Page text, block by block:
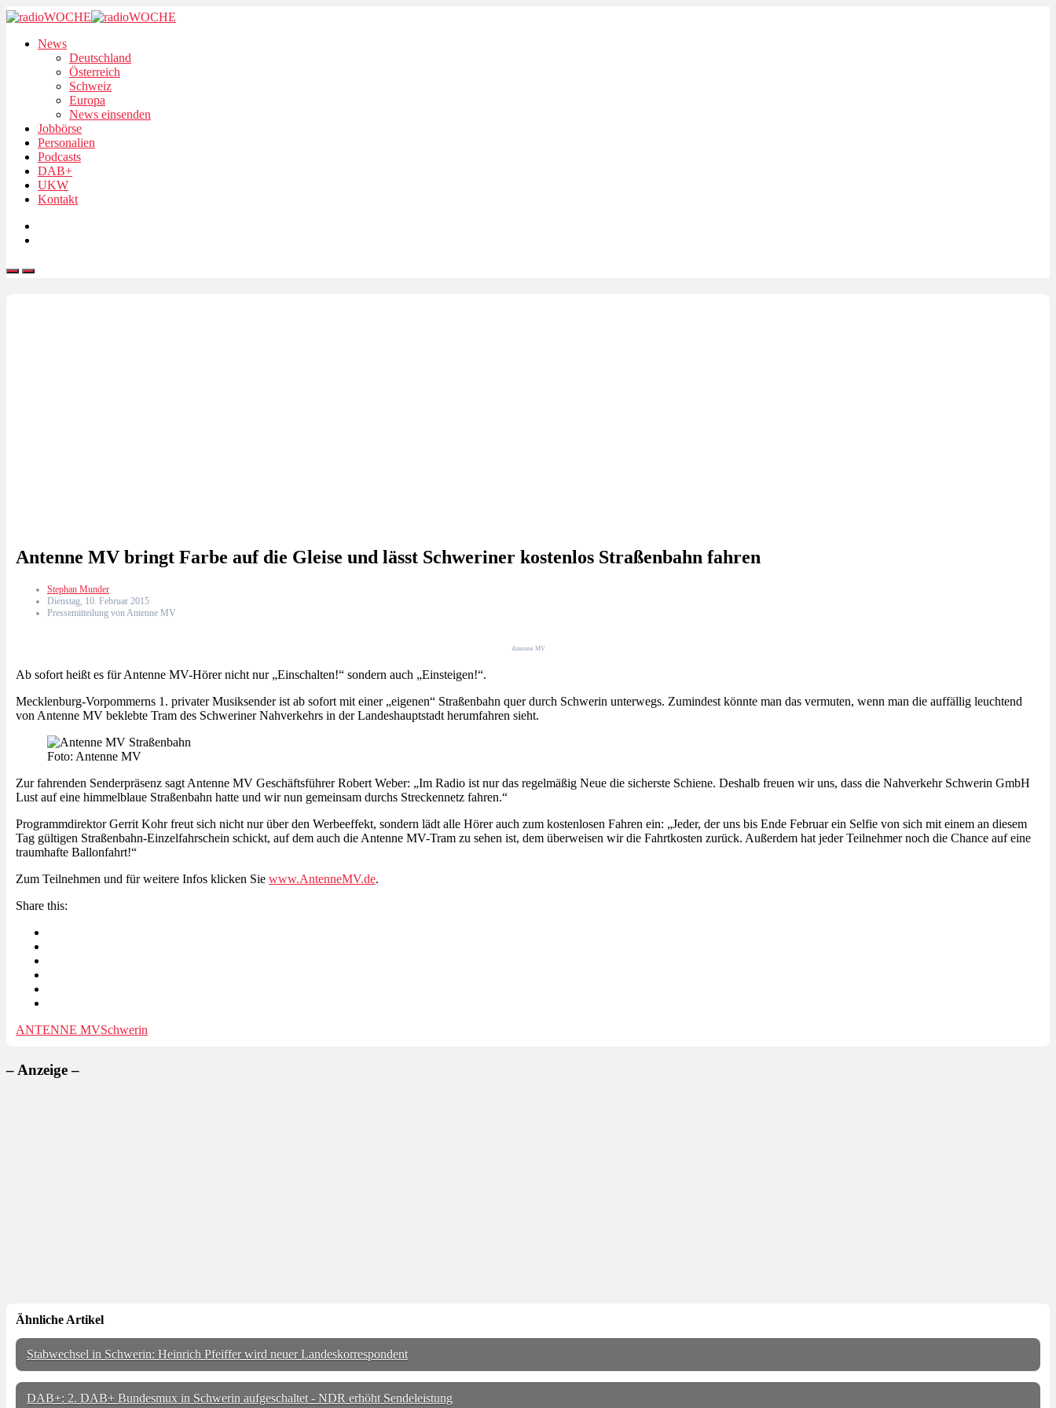
News
Deutschland
Österreich
Schweiz
Europa
News einsenden
Jobbörse
Personalien
Podcasts
DAB+
UKW
Kontakt
Antenne MV bringt Farbe auf die Gleise und lässt Schweriner kostenlos Straßenbahn fahren
Stephan Munder
Dienstag, 10. Februar 2015
Pressemitteilung von Antenne MV
Antenne MV
Ab sofort heißt es für Antenne MV-Hörer nicht nur „Einschalten!“ sondern auch „Einsteigen!“.
Mecklenburg-Vorpommerns 1. privater Musiksender ist ab sofort mit einer „eigenen“ Straßenbahn quer durch Schwerin unterwegs. Zumindest könnte man das vermuten, wenn man die auffällig leuchtend
von Antenne MV beklebte Tram des Schweriner Nahverkehrs in der Landeshauptstadt herumfahren sieht.
Foto: Antenne MV
Zur fahrenden Senderpräsenz sagt Antenne MV Geschäftsführer Robert Weber: „Im Radio ist nur das regelmäßig Neue die sicherste Schiene. Deshalb freuen wir uns, dass die Nahverkehr Schwerin GmbH
Lust auf eine himmelblaue Straßenbahn hatte und wir nun gemeinsam durchs Streckennetz fahren.“
Programmdirektor Gerrit Kohr freut sich nicht nur über den Werbeeffekt, sondern lädt alle Hörer auch zum kostenlosen Fahren ein: „Jeder, der uns bis Ende Februar ein Selfie von sich mit einem an diesem
Tag gültigen Straßenbahn-Einzelfahrschein schickt, auf dem auch die Antenne MV-Tram zu sehen ist, dem überweisen wir die Fahrtkosten zurück. Außerdem hat jeder Teilnehmer noch die Chance auf eine
traumhafte Ballonfahrt!“
Zum Teilnehmen und für weitere Infos klicken Sie www.AntenneMV.de.
Share this:
ANTENNE MVSchwerin
– Anzeige –
Ähnliche Artikel
Stabwechsel in Schwerin: Heinrich Pfeiffer wird neuer Landeskorrespondent
DAB+: 2. DAB+ Bundesmux in Schwerin aufgeschaltet - NDR erhöht Sendeleistung